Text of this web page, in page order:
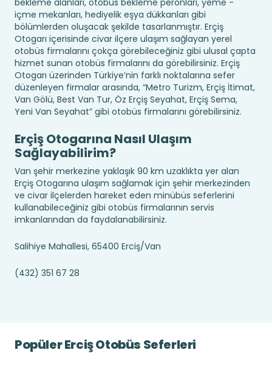
bekleme alanları, otobüs bekleme peronları, yeme -
içme mekanları, hediyelik eşya dükkanları gibi
bölümlerden oluşacak şekilde tasarlanmıştır. Erçiş
Otogarı içerisinde civar ilçere ulaşım sağlayan yerel
otobüs firmalarını çokça görebileceğiniz gibi ulusal çapta
hizmet sunan otobüs firmalarını da görebilirsiniz. Erçiş
Otogarı üzerinden Türkiye’nin farklı noktalarına sefer
düzenleyen firmalar arasında, “Metro Turizm, Erçiş İtimat,
Van Gölü, Best Van Tur, Öz Erçiş Seyahat, Erçiş Sema,
Yeni Van Seyahat” gibi otobüs firmalarını görebilirsiniz.
Erçiş Otogarına Nasıl Ulaşım
Sağlayabilirim?
Van şehir merkezine yaklaşık 90 km uzaklıkta yer alan
Erçiş Otogarına ulaşım sağlamak için şehir merkezinden
ve civar ilçelerden hareket eden minübüs seferlerini
kullanabileceğiniz gibi otobüs firmalarının servis
imkanlarından da faydalanabilirsiniz.
Salihiye Mahallesi, 65400 Erciş/Van
(432) 351 67 28
Popüler Erciş Otobüs Seferleri